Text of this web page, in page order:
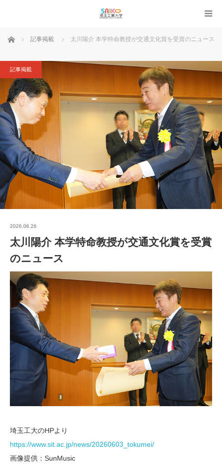
ホーム 記事掲載 太川陽介 本学特命教授が交通文化賞を受賞のニュース
記事掲載
2026.06.26
太川陽介 本学特命教授が交通文化賞を受賞
のニュース
埼玉工大のHPより
https://www.sit.ac.jp/news/20260603_tokumei/
画像提供：SunMusic